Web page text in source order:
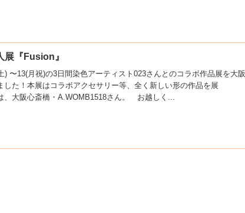
展『Fusion』
) 〜13(月祝)の3日間染色アーティスト023さんとのコラボ作品展を大阪
した！本展はコラボアクセサリー等、全く新しい形の作品を展
阪心斎橋・A.WOMB1518さん。 お越しく...